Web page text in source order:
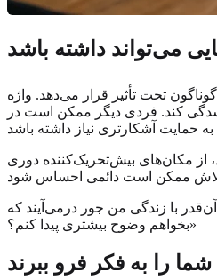
می‌تواند داشته باشد
تحت تأثیر قرار می‌دهد. واژه
کند. فردی دیگر ممکن است در
از مکان‌های بیش‌تحریک‌کننده دوری
با زندگی من جور درمی‌آیند که
بخواهم وضوح بیشتری پیدا کنم؟»
را به فکر فرو ببرند